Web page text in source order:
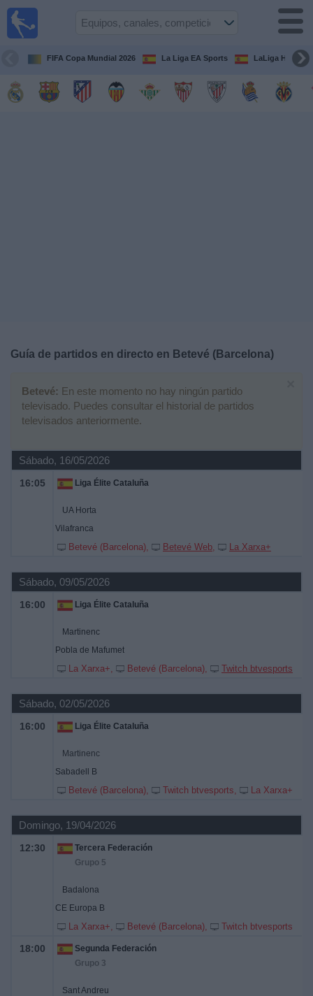
FIFA Copa Mundial 2026 La Liga EA Sports LaLiga
Guía de partidos en directo en Betevé (Barcelona)
Betevé: En este momento no hay ningún partido
televisado. Puedes consultar el historial de partidos
televisados anteriormente.
Sábado, 16/05/2026
16:05 Liga Élite Cataluña
UA Horta
Vilafranca
Betevé (Barcelona) Betevé Web La Xarxa+
Sábado, 09/05/2026
16:00 Liga Élite Cataluña
Martinenc
Pobla de Mafumet
La Xarxa+ Betevé (Barcelona) Twitch btvesports
Sábado, 02/05/2026
16:00 Liga Élite Cataluña
Martinenc
Sabadell B
Betevé (Barcelona) Twitch btvesports La Xarxa+
Domingo, 19/04/2026
12:30
Tercera Federación
Grupo 5
Badalona
CE Europa B
La Xarxa+ Betevé (Barcelona) Twitch btvesports
18:00
Segunda Federación
Grupo 3
Sant Andreu
Guía de
Televisados
Noticias
Widget